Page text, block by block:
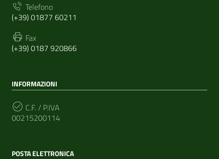
Telefono
(+39) 01877 60211
Fax
(+39) 0187 920866
INFORMAZIONI
C.F. / P.IVA
00215200114
POSTA ELETTRONICA